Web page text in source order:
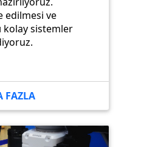
edilmesi ve
kolay sistemler
FAZLA